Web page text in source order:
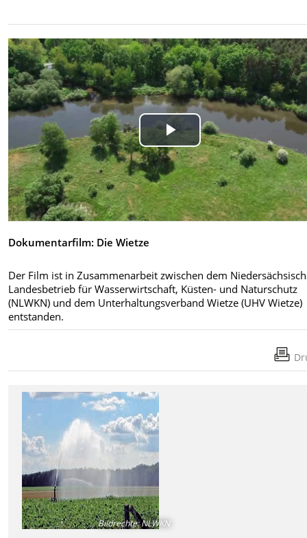
Play
Video
Dokumentarfilm: Die Wietze
Der Film ist in Zusammenarbeit zwischen dem
Landesbetrieb für Wasserwirtschaft, Küsten- und Naturschutz
(NLWKN) und dem Unterhaltungsverband Wietze (UHV Wietze)
entstanden.
Bildrechte:NLWKN